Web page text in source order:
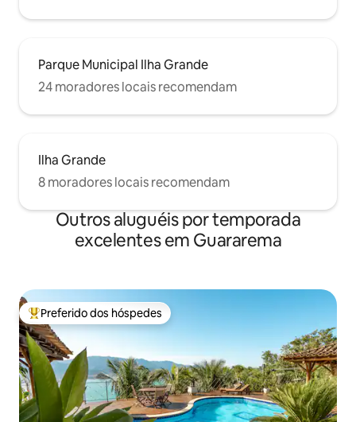
Parque Municipal Ilha Grande
24 moradores locais recomendam
Ilha Grande
8 moradores locais recomendam
Outros aluguéis por temporada
excelentes em Guararema
Entre os melhores preferidos dos hóspedes
Preferido dos hóspedes